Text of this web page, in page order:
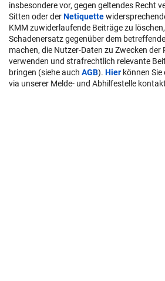
insbesondere vor, gegen geltendes Recht
Sitten oder derNetiquette
KMM zuwiderlaufende Beiträge zu
Schadenersatz gegenüber dem
machen, die Nutzer-Daten zu Zwecken
verwenden und strafrechtlich relevante
bringen (siehe auch AGB). Hier können
via unserer Melde- und Abhilfestelle